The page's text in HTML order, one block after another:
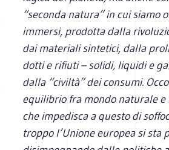
“seconda natura” in cui siamo
immersi, pro­dotta dalla
dai mate­riali sin­te­tici, dalla
dotti e rifiuti – solidi, liquidi e
dalla “civiltà” dei con­sumi.
equi­li­brio fra mondo natu­rale
che impe­di­sca a que­sto di
troppo l’Unione euro­pea si sta